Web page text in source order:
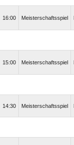
16:00 Meisterschaftsspiel
15:00 Meisterschaftsspiel
14:30 Meisterschaftsspiel